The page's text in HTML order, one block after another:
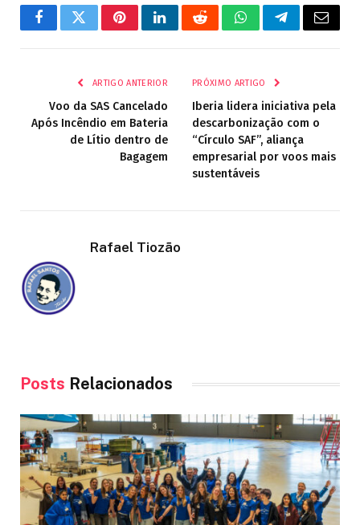
FacebookTwitterPinterestLinkedInRedditWhatsAppTelegrama
E-
ARTIGO ANTERIOR
Voo da SAS Cancelado
Após Incêndio em Bateria
de Lítio dentro de
Bagagem
PRÓXIMO ARTIGO
Iberia lidera iniciativa pela
descarbonização com o
“Círculo SAF”, aliança
empresarial por voos mais
sustentáveis
Rafael Tiozão
Posts Relacionados